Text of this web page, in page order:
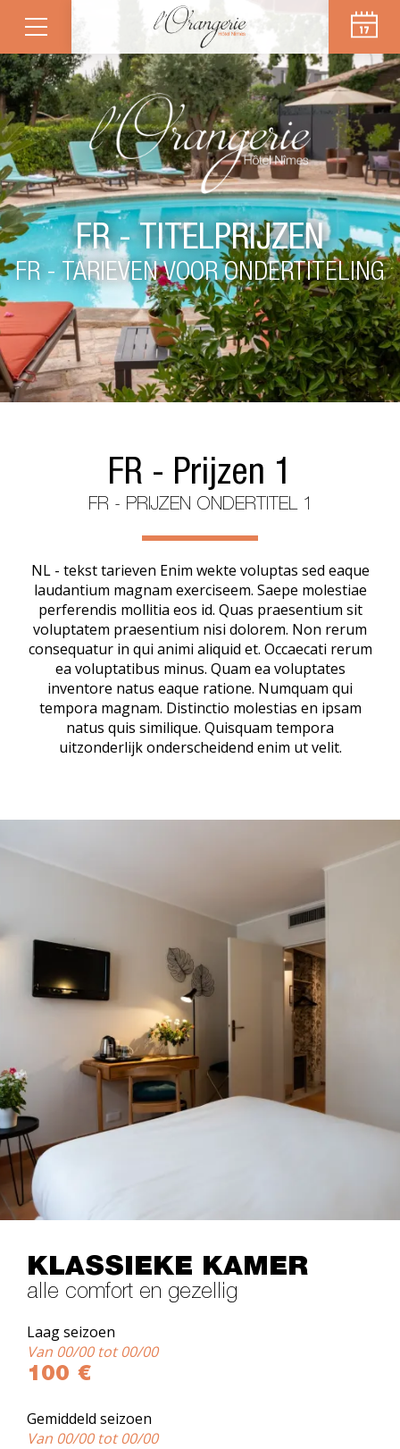
FR - TITELPRIJZEN
FR - TARIEVEN VOOR ONDERTITELING
FR - Prijzen 1
FR - PRIJZEN ONDERTITEL 1
NL - tekst tarieven Enim wekte voluptas sed eaque
laudantium magnam exerciseem. Saepe molestiae
perferendis mollitia eos id. Quas praesentium sit
voluptatem praesentium nisi dolorem. Non rerum
consequatur in qui animi aliquid et. Occaecati rerum
ea voluptatibus minus. Quam ea voluptates
inventore natus eaque ratione. Numquam qui
tempora magnam. Distinctio molestias en ipsam
natus quis similique. Quisquam tempora
uitzonderlijk onderscheidend enim ut velit.
KLASSIEKE KAMER
alle comfort en gezellig
Laag seizoen
Van 00/00 tot 00/00
100 €
Gemiddeld seizoen
Van 00/00 tot 00/00